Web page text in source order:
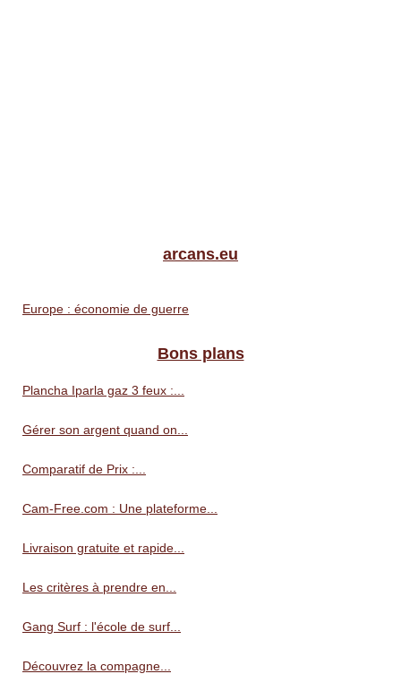
arcans.eu
Europe : économie de guerre
Bons plans
Plancha Iparla gaz 3 feux :...
Gérer son argent quand on...
Comparatif de Prix :...
Cam-Free.com : Une plateforme...
Livraison gratuite et rapide...
Les critères à prendre en...
Gang Surf : l'école de surf...
Découvrez la compagne...